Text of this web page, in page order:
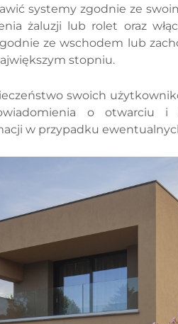
systemy zgodnie ze
żaluzji lub rolet oraz
ze wschodem lub
stopniu.
swoich
o otwarciu i
w przypadku